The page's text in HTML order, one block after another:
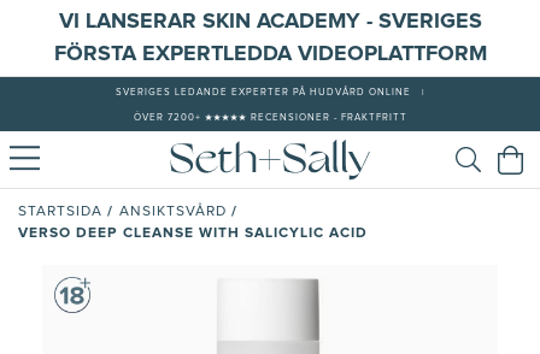
VI LANSERAR SKIN ACADEMY - SVERIGES
FÖRSTA EXPERTLEDDA VIDEOPLATTFORM
SVERIGES LEDANDE EXPERTER PÅ HUDVÅRD ONLINE
ÖVER 7200+ ★★★★★ RECENSIONER - FRAKTFRITT
STARTSIDA / ANSIKTSVÅRD /
VERSO DEEP CLEANSE WITH SALICYLIC ACID